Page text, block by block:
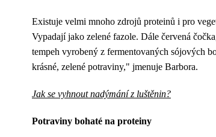
Existuje velmi mnoho zdrojů proteinů i pro
Vypadají jako zelené fazole. Dále červená
tempeh vyrobený z fermentovaných sójových
krásné, zelené potraviny," jmenuje Barbora.
Jak se vyhnout nadýmání z luštěnin?
Potraviny bohaté na proteiny